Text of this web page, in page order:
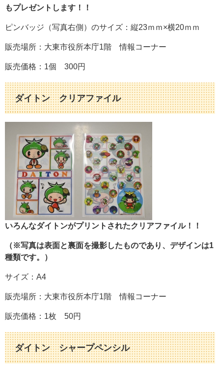
もプレゼントします！！
ピンバッジ（写真右側）のサイズ：縦23ｍｍ×横20ｍｍ
販売場所：大東市役所本庁1階 情報コーナー
販売価格：1個 300円
ダイトン クリアファイル
いろんなダイトンがプリントされたクリアファイル！！
（※写真は表面と裏面を撮影したものであり、デザインは1
種類です。）
サイズ：A4
販売場所：大東市役所本庁1階 情報コーナー
販売価格：1枚 50円
ダイトン シャープペンシル